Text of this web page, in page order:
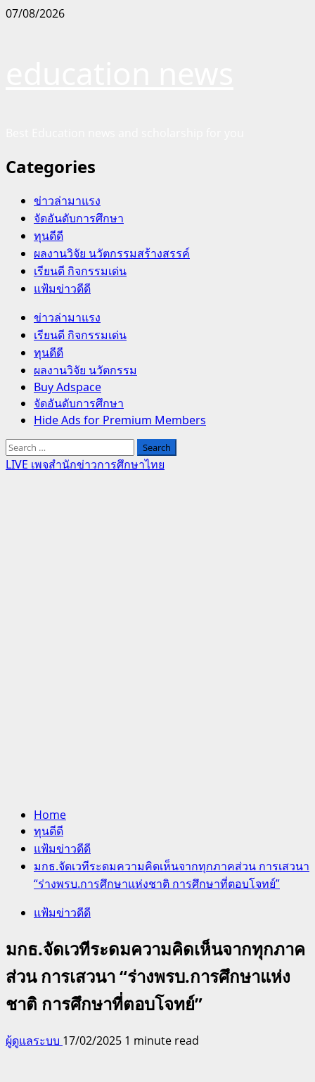
Skip
07/08/2026
Categories
ข่าวล่ามาแรง
จัดอันดับการศึกษา
ทุนดีดี
ผลงานวิจัย นวัตกรรมสร้างสรรค์
เรียนดี กิจกรรมเด่น
แฟ้มข่าวดีดี
Primary
Menu
ข่าวล่ามาแรง
เรียนดี กิจกรรมเด่น
ทุนดีดี
ผลงานวิจัย นวัตกรรม
Buy Adspace
จัดอันดับการศึกษา
Hide Ads for Premium Members
Search
for:
LIVE เพจสำนักข่าวการศึกษาไทย
Home
ทุนดีดี
แฟ้มข่าวดีดี
มกธ.จัดเวทีระดมความคิดเห็นจากทุกภาคส่วน การเสวนา
“ร่างพรบ.การศึกษาแห่งชาติ การศึกษาที่ตอบโจทย์”
แฟ้มข่าวดีดี
มกธ.จัดเวทีระดมความคิดเห็นจากทุกภาค
ส่วน การเสวนา “ร่างพรบ.การศึกษาแห่ง
ชาติ การศึกษาที่ตอบโจทย์”
ผู้ดูแลระบบ 17/02/2025 1 minute read